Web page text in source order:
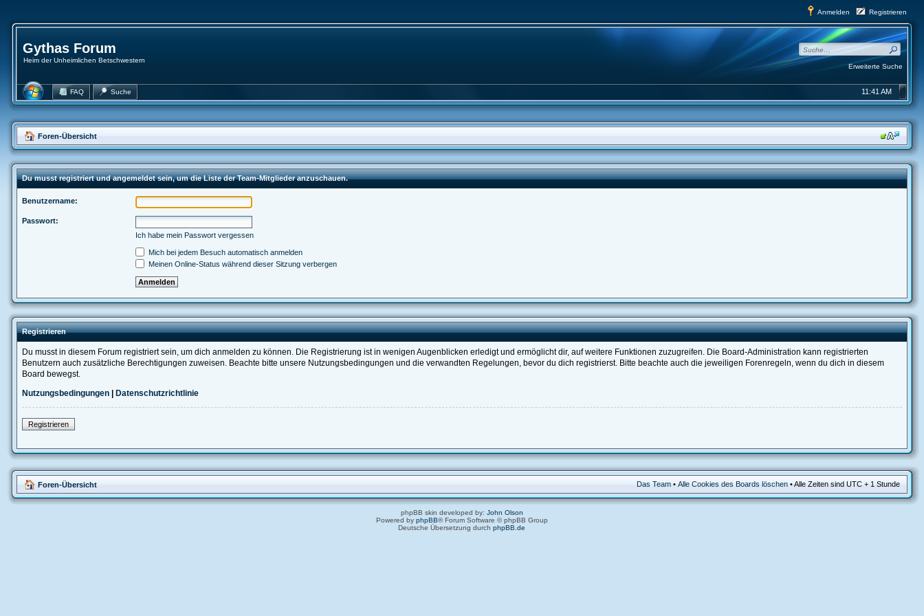
Anmelden Registrieren
Gythas Forum
Heim der Unheimlichen Betschwestern
Erweiterte Suche
FAQ Suche 11:41 AM
Foren-Übersicht
Du musst registriert und angemeldet sein, um die Liste der Team-Mitglieder anzuschauen.
Benutzername:
Passwort:
Ich habe mein Passwort vergessen
Mich bei jedem Besuch automatisch anmelden
Meinen Online-Status während dieser Sitzung verbergen
Registrieren
Du musst in diesem Forum registriert sein, um dich anmelden zu können. Die Registrierung ist in wenigen Augenblicken erledigt und ermöglicht dir, auf weitere Funktionen zuzugreifen. Die Board-Administration kann registrierten
Benutzern auch zusätzliche Berechtigungen zuweisen. Beachte bitte unsere Nutzungsbedingungen und die verwandten Regelungen, bevor du dich registrierst. Bitte beachte auch die jeweiligen Forenregeln, wenn du dich in diesem
Board bewegst.
Nutzungsbedingungen| Datenschutzrichtlinie
Registrieren
Foren-Übersicht Das Team• Alle Cookies des Boards löschen• Alle Zeiten sind UTC + 1 Stunde
phpBB skin developed by: John Olson
Powered by phpBB® Forum Software © phpBB Group
Deutsche Übersetzung durchphpBB.de